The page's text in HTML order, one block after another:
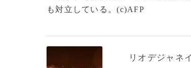
も対立している。(c)AFP
リオデジャネ